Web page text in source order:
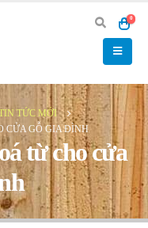
0
TỨC MỚI
CỬA GỖ GIA ĐÌNH
từ cho cửa